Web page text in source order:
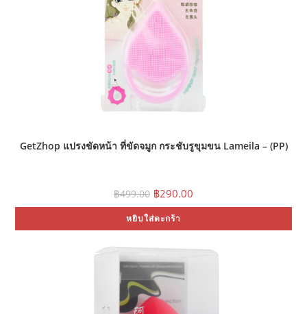
GetZhop แปรงขัดหน้า ที่ขัดจมูก กระชับรูขุมขน Lameila – (PP)
฿499.00 Original
price
was:
฿499.00.
฿290.00
is:
หยิบใส่ตะกร้า